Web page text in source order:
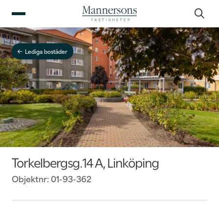
Lediga bostäder
Torkelbergsg.14 A,Linköping
Objektnr:01-93-362